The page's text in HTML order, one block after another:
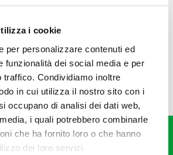
i cookie
per personalizzare contenuti ed
funzionalità dei social media e per
traffico. Condividiamo inoltre
in cui utilizza il nostro sito con i
occupano di analisi dei dati web,
i quali potrebbero combinarle
che ha fornito loro o che hanno
dei loro servizi.